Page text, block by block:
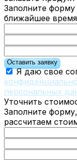
Заполните
ближайшее время
Оставить заявку
Я даю свое
персональных
Уточнить
Заполните
рассчитаем